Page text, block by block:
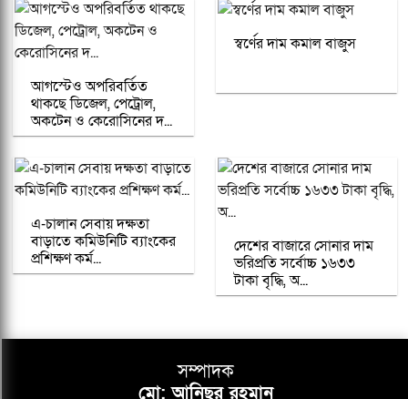
আগস্টেও অপরিবর্তিত
থাকছে ডিজেল, পেট্রোল,
অকটেন ও কেরোসিনের দ...
স্বর্ণের দাম কমাল বাজুস
এ-চালান সেবায় দক্ষতা
বাড়াতে কমিউনিটি ব্যাংকের
প্রশিক্ষণ কর্ম...
দেশের বাজারে সোনার দাম
ভরিপ্রতি সর্বোচ্চ ১৬৩৩
টাকা বৃদ্ধি, অ...
সম্পাদক
মো: আনিছুর রহমান